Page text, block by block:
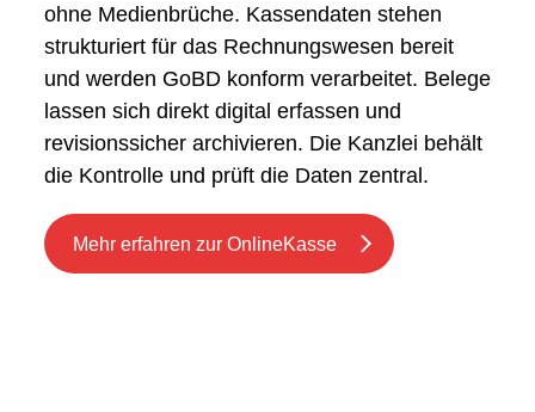
ohne Medienbrüche. Kassendaten stehen
strukturiert für das Rechnungswesen bereit
und werden GoBD konform verarbeitet. Belege
lassen sich direkt digital erfassen und
revisionssicher archivieren. Die Kanzlei behält
die Kontrolle und prüft die Daten zentral.
Mehr erfahren zur OnlineKasse